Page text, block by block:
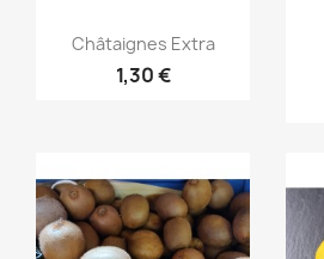
Aperçu rapide
Châtaignes Extra
1,30 €